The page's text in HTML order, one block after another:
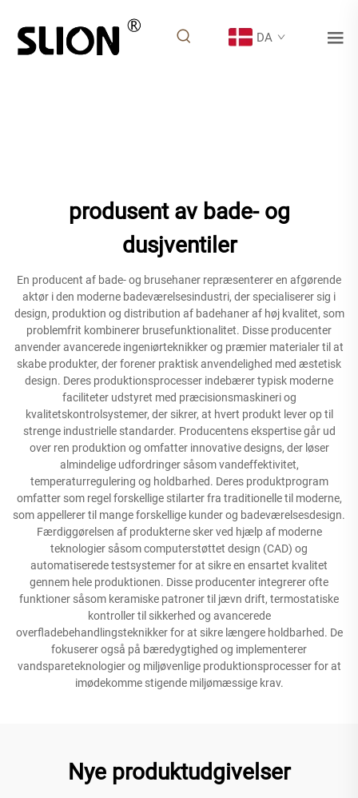
DA
produsent av bade- og
dusjventiler
En producent af bade- og brusehaner repræsenterer en afgørende
aktør i den moderne badeværelsesindustri, der specialiserer sig i
design, produktion og distribution af badehaner af høj kvalitet, som
problemfrit kombinerer brusefunktionalitet. Disse producenter
anvender avancerede ingeniørteknikker og præmier materialer til at
skabe produkter, der forener praktisk anvendelighed med æstetisk
design. Deres produktionsprocesser indebærer typisk moderne
faciliteter udstyret med præcisionsmaskineri og
kvalitetskontrolsystemer, der sikrer, at hvert produkt lever op til
strenge industrielle standarder. Producentens ekspertise går ud
over ren produktion og omfatter innovative designs, der løser
almindelige udfordringer såsom vandeffektivitet,
temperaturregulering og holdbarhed. Deres produktprogram
omfatter som regel forskellige stilarter fra traditionelle til moderne,
som appellerer til mange forskellige kunder og badeværelsesdesign.
Færdiggørelsen af produkterne sker ved hjælp af moderne
teknologier såsom computerstøttet design (CAD) og
automatiserede testsystemer for at sikre en ensartet kvalitet
gennem hele produktionen. Disse producenter integrerer ofte
funktioner såsom keramiske patroner til jævn drift, termostatiske
kontroller til sikkerhed og avancerede
overfladebehandlingsteknikker for at sikre længere holdbarhed. De
fokuserer også på bæredygtighed og implementerer
vandspareteknologier og miljøvenlige produktionsprocesser for at
imødekomme stigende miljømæssige krav.
Nye produktudgivelser